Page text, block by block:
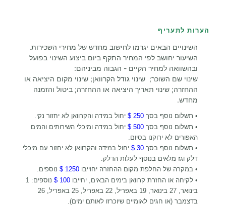
הערות לתעריף
השינויים הבאים יגרמו לחישוב מחדש של מחירי השכירות.
השיעור יחושב לפי המחיר התקף ביום ביצוע השינוי בפועל
ובהשוואה למחיר הקיים - הגבוה מביניהם:
שינוי שם השוכר; שינוי גודל הקרוואן; שינוי מקום היציאה או
ההחזרה; שינוי תאריך היציאה או ההחזרה; ביטול והזמנה
מחדש.
• תשלום נוסף בסך 250 $
יחול במידה והקרוואן לא יחזור נקי.
• תשלום נוסף בסך 500 $
יחול במידה ומיכלי השירותים והמים
האפורים לא ירוקנו בסיום.
• תשלום נוסף בסך 30 $
יחול במידה והקרוואן לא יחזור עם מיכלי
דלק וגז מלאים בנוסף לעלות הדלק.
• במקרה של החלפת מקום ההחזרה יחוייבו 1250 $
נוספים.
• לקיחה או החזרת קרוואן בימים הבאים, יחייבו 100 $
נוספים: 1
בינואר, 27 בינואר, 19 באפריל, 22 באפריל, 25 באפריל, 26
בדצמבר (או חגים לאומיים שיוכרזו לאותם ימים).